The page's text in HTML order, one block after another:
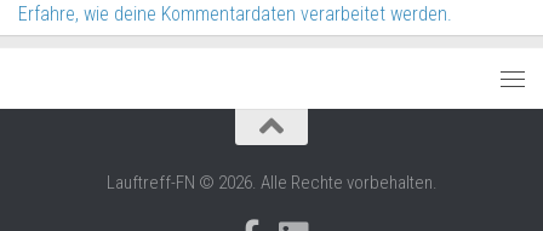
Erfahre, wie deine Kommentardaten verarbeitet werden.
Lauftreff-FN © 2026. Alle Rechte vorbehalten.